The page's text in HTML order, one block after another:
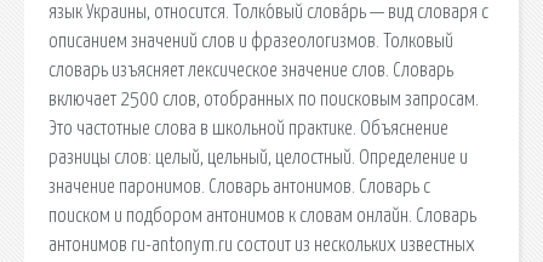
язык Украины, относится. Толко́вый слова́рь — вид словаря с
описанием значений слов и фразеологизмов. Толковый
словарь изъясняет лексическое значение слов. Словарь
включает 2500 слов, отобранных по поисковым запросам.
Это частотные слова в школьной практике. Объяснение
разницы слов: целый, цельный, целостный. Определение и
значение паронимов. Словарь антонимов. Словарь с
поиском и подбором антонимов к словам онлайн. Словарь
антонимов ru-antonym.ru состоит из нескольких известных